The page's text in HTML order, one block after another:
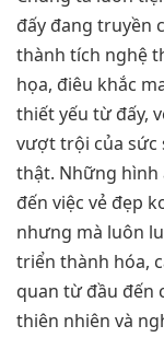
đấy đang truyền
thành tích nghệ
họa, điêu khắc
thiết yếu từ đấy,
vượt trội của sức
thật. Những hình
đến việc vẻ đẹp
nhưng mà luôn
triển thành hóa,
quan từ đầu đến
thiên nhiên và